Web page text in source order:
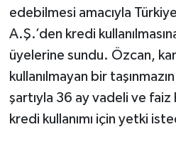
edebilmesi amacıyla
A.Ş.’den kredi
üyelerine sundu. Özcan,
kullanılmayan bir
şartıyla 36 ay vadeli ve faiz
kredi kullanımı için yetki